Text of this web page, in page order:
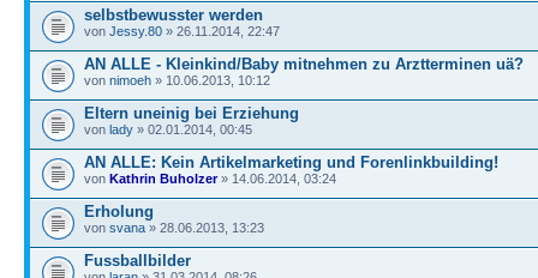
selbstbewusster werden
von Jessy.80 » 26.11.2014, 22:47
AN ALLE - Kleinkind/Baby mitnehmen zu Arztterminen uä?
von nimoeh » 10.06.2013, 10:12
Eltern uneinig bei Erziehung
von lady » 02.01.2014, 00:45
AN ALLE: Kein Artikelmarketing und Forenlinkbuilding!
von Kathrin Buholzer» 14.06.2014, 03:24
Erholung
von svana » 28.06.2013, 13:23
Fussballbilder